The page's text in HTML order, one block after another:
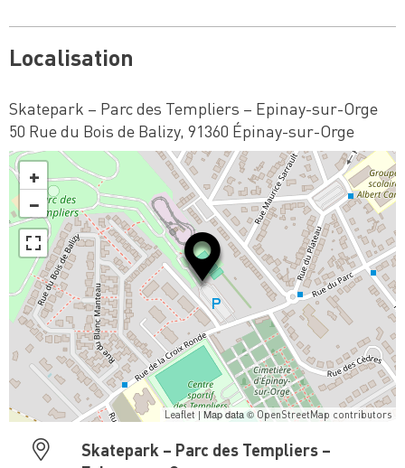
Localisation
Skatepark – Parc des Templiers – Epinay-sur-Orge
50 Rue du Bois de Balizy, 91360 Épinay-sur-Orge
+
−
Leaflet| Map data © OpenStreetMap contributors
Skatepark – Parc des Templiers –